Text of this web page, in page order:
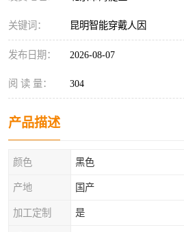
关键词： 昆明智能穿戴人因
发布日期： 2026-08-07
阅 读 量： 304
产品描述
颜色 黑色
产地 国产
加工定制 是